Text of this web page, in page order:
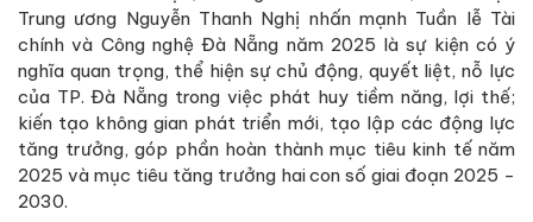
Trung ương Nguyễn Thanh Nghị nhấn mạnh Tuần lễ Tài
chính và Công nghệ Đà Nẵng năm 2025 là sự kiện có ý
nghĩa quan trọng, thể hiện sự chủ động, quyết liệt, nỗ lực
của TP. Đà Nẵng trong việc phát huy tiềm năng, lợi thế;
kiến tạo không gian phát triển mới, tạo lập các động lực
tăng trưởng, góp phần hoàn thành mục tiêu kinh tế năm
2025 và mục tiêu tăng trưởng hai con số giai đoạn 2025 -
2030.